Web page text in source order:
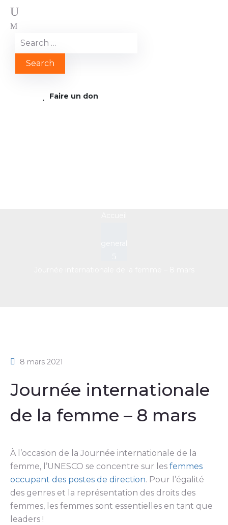
Faire un don
8 mars 2021
Journée internationale
de la femme – 8 mars
À l’occasion de la Journée internationale de la
femme, l’UNESCO se concentre sur les femmes
occupant des postes de direction. Pour l’égalité
des genres et la représentation des droits des
femmes, les femmes sont essentielles en tant que
leaders !